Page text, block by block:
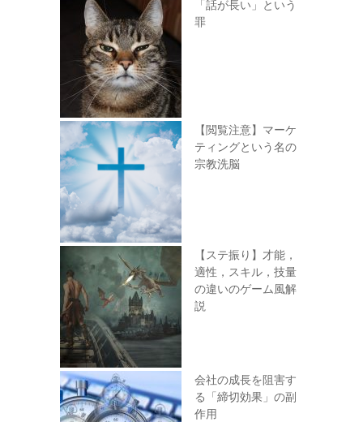
「話が長い」という
罪
【閲覧注意】マーケ
ティングという名の
宗教洗脳
【ステ振り】才能，
適性，スキル，技量
の違いのゲーム風解
説
会社の成長を阻害す
る「締切効果」の副
作用